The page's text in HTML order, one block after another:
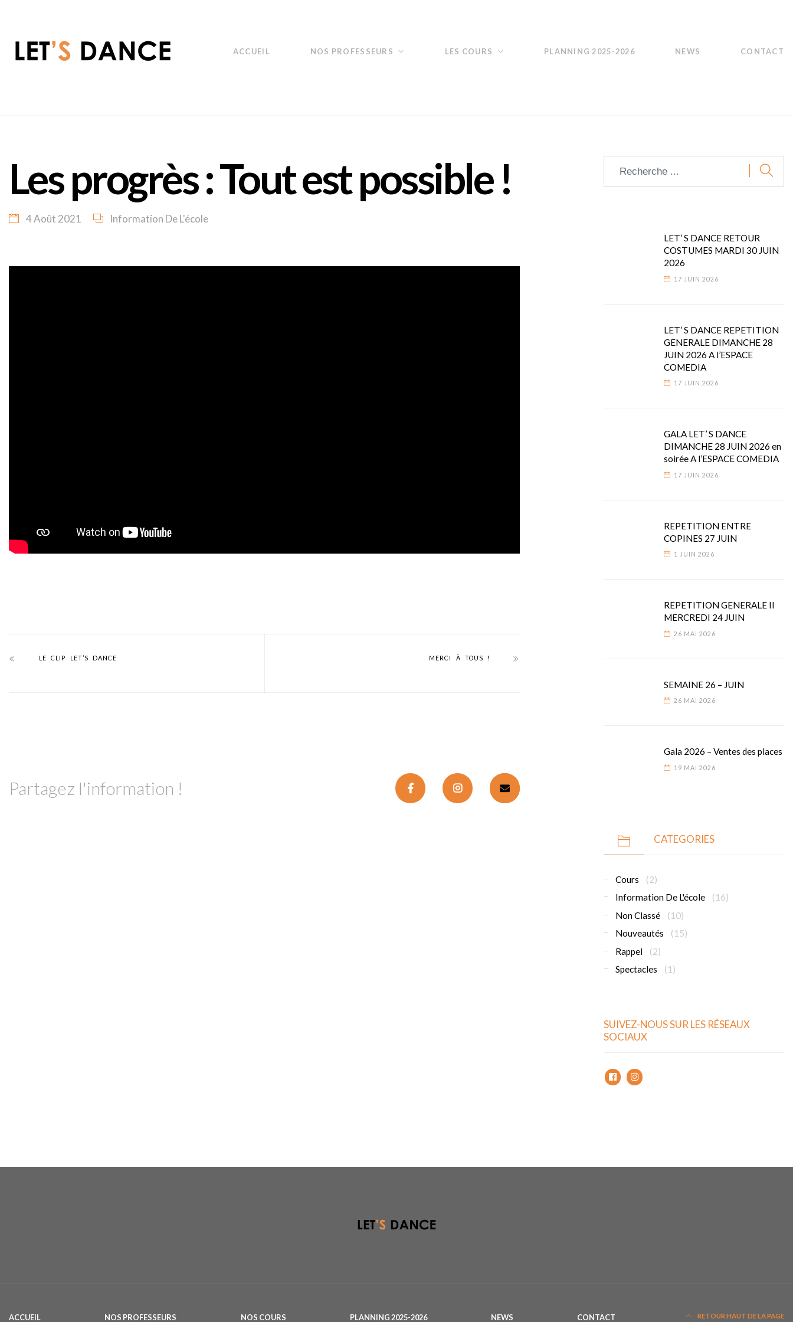
ACCUEIL NOS PROFESSEURS LES COURS PLANNING 2025-2026 NEWS CONTACT
Les progrès : Tout est possible !
4 Août 2021 Information De L'école
LE CLIP LET’S DANCE MERCI À TOUS !
Partagez l'information !
LET’ S DANCE RETOUR
COSTUMES MARDI 30 JUIN
2026
17 JUIN 2026
LET’ S DANCE REPETITION
GENERALE DIMANCHE 28
JUIN 2026 A l’ESPACE
COMEDIA
17 JUIN 2026
GALA LET’ S DANCE
DIMANCHE 28 JUIN 2026 en
soirée A l’ESPACE COMEDIA
17 JUIN 2026
REPETITION ENTRE
COPINES 27 JUIN
1 JUIN 2026
REPETITION GENERALE II
MERCREDI 24 JUIN
26 MAI 2026
SEMAINE 26 – JUIN
26 MAI 2026
Gala 2026 – Ventes des places
19 MAI 2026
CATEGORIES
Cours
(2)
Information De L'école
(16)
Non Classé
(10)
Nouveautés
(15)
Rappel
(2)
Spectacles
(1)
SUIVEZ-NOUS SUR LES RÉSEAUX
SOCIAUX
ACCUEIL NOS PROFESSEURS NOS COURS PLANNING 2025-2026 NEWS CONTACT RETOUR HAUT DE LA PAGE